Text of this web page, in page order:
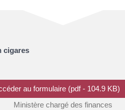
cigares
au formulaire (pdf - 104.9 KB)
Ministère chargé des finances